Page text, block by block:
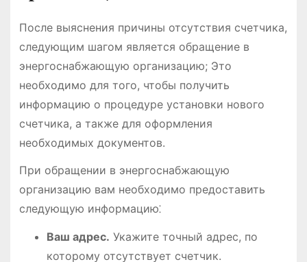
После выяснения причины отсутствия счетчика,
следующим шагом является обращение в
энергоснабжающую организацию; Это
необходимо для того, чтобы получить
информацию о процедуре установки нового
счетчика, а также для оформления
необходимых документов.
При обращении в энергоснабжающую
организацию вам необходимо предоставить
следующую информацию⁚
Ваш адрес. Укажите точный адрес, по
которому отсутствует счетчик.